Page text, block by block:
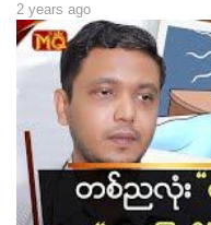
2 years ago